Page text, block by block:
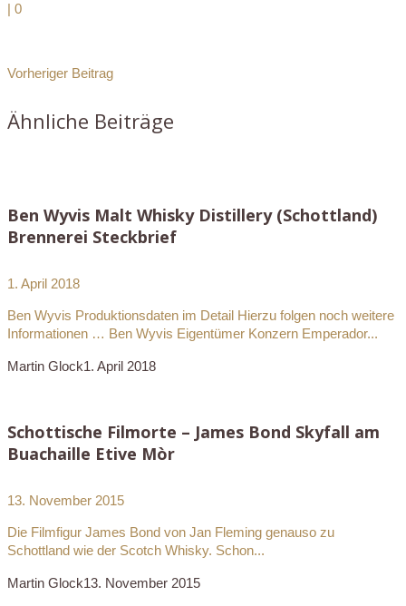
| 0
Vorheriger Beitrag
Ähnliche Beiträge
Ben Wyvis Malt Whisky Distillery (Schottland)
Brennerei Steckbrief
1. April 2018
Ben Wyvis Produktionsdaten im Detail Hierzu folgen noch weitere
Informationen … Ben Wyvis Eigentümer Konzern Emperador...
Martin Glock1. April 2018
Schottische Filmorte – James Bond Skyfall am
Buachaille Etive Mòr
13. November 2015
Die Filmfigur James Bond von Jan Fleming genauso zu
Schottland wie der Scotch Whisky. Schon...
Martin Glock13. November 2015